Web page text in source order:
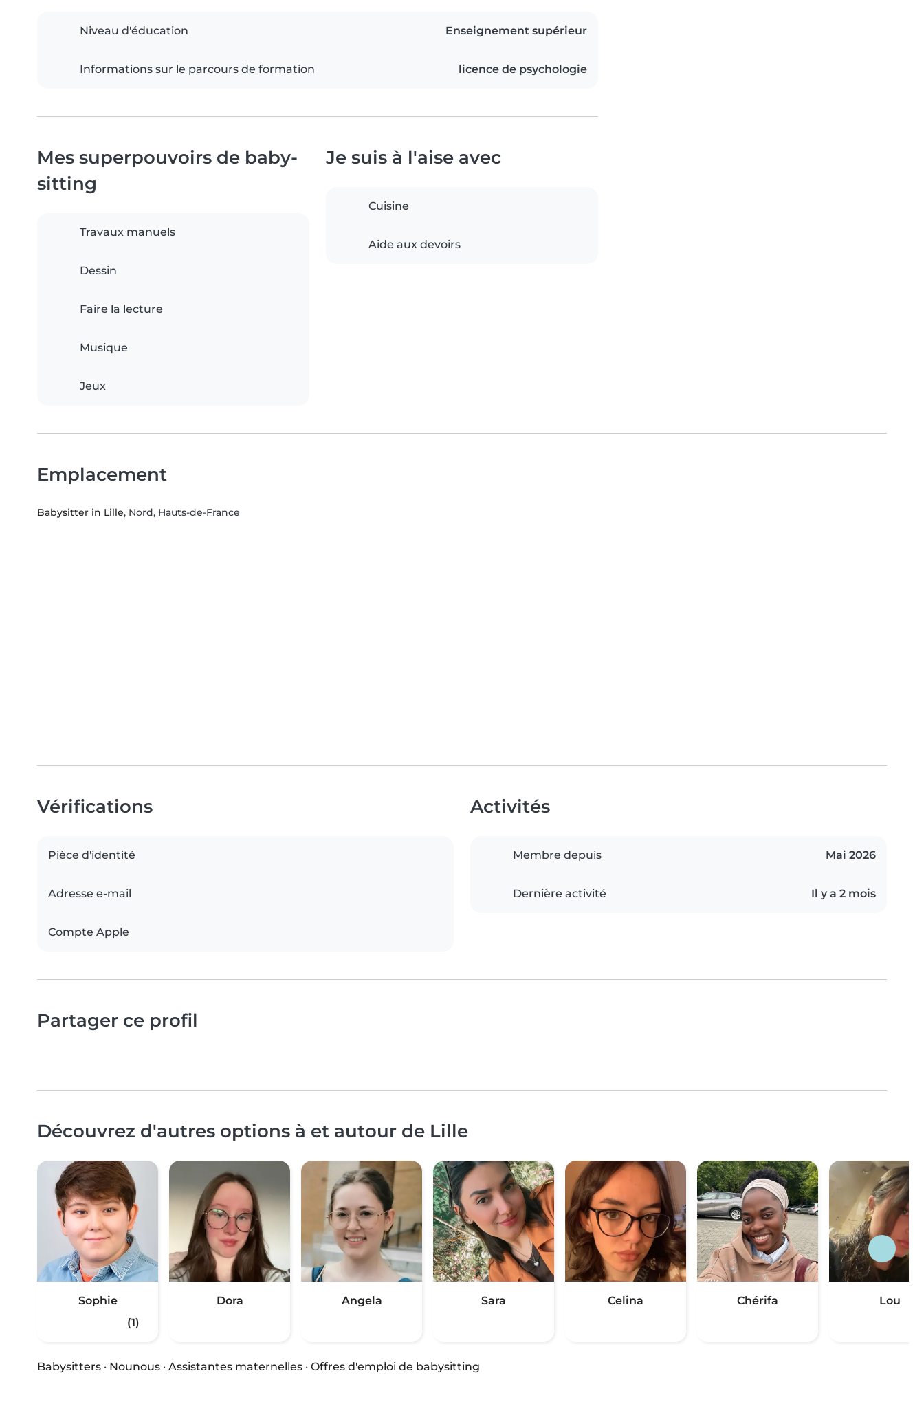
Niveau d'éducation Enseignement supérieur
Informations sur le parcours de formation licence de psychologie
Mes superpouvoirs de baby-
sitting
Travaux manuels
Dessin
Faire la lecture
Musique
Jeux
Je suis à l'aise avec
Cuisine
Aide aux devoirs
Emplacement
Babysitter in Lille, Nord, Hauts-de-France
Vérifications
Pièce d'identité
Adresse e-mail
Compte Apple
Activités
Membre depuis Mai 2026
Dernière activité Il y a 2 mois
Partager ce profil
Découvrez d'autres options à et autour de Lille
Sophie
(1)
Dora Angela Sara Celina Chérifa Lou
Babysitters · Nounous · Assistantes maternelles · Offres d'emploi de babysitting